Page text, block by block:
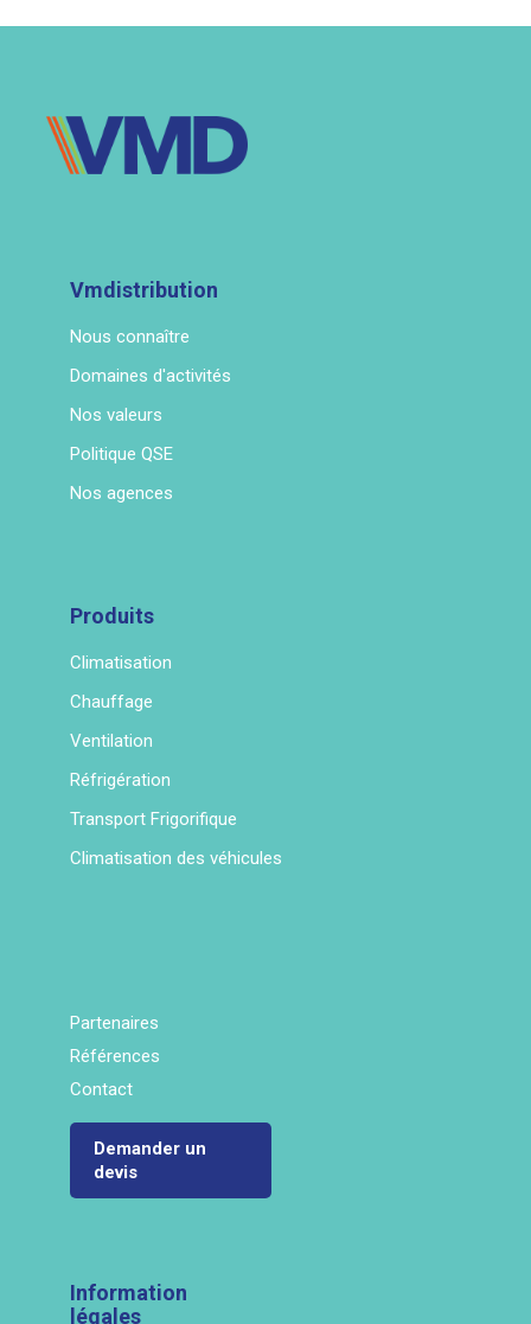
Vmdistribution
Nous connaître
Domaines d'activités
Nos valeurs
Politique QSE
Nos agences
Produits
Climatisation
Chauffage
Ventilation
Réfrigération
Transport Frigorifique
Climatisation des véhicules
Partenaires
Références
Contact
Demander un
devis
Information
légales